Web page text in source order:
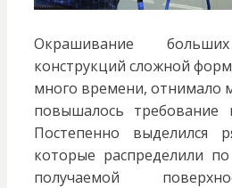
Окрашивание
конструкций сложной
много времени, отнимало
повышалось требование
Постепенно выделился
которые распределили
получаемой